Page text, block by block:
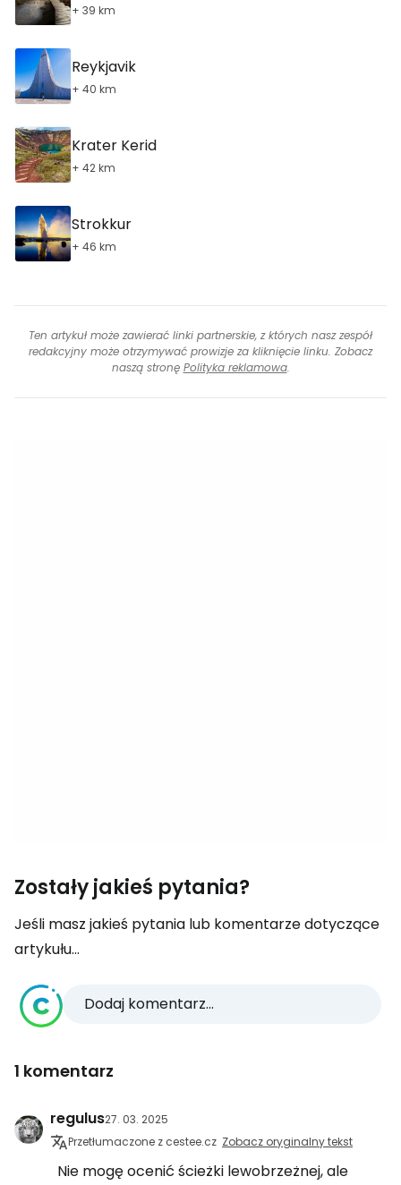
+ 39 km
Reykjavik
+ 40 km
Krater Kerid
+ 42 km
Strokkur
+ 46 km
Ten artykuł może zawierać linki partnerskie, z których nasz zespół
redakcyjny może otrzymywać prowizje za kliknięcie linku. Zobacz
naszą stronę Polityka reklamowa.
Zostały jakieś pytania?
Jeśli masz jakieś pytania lub komentarze dotyczące
artykułu...
Dodaj komentarz...
1 komentarz
regulus27. 03. 2025
Przetłumaczone z cestee.cz Zobacz oryginalny tekst
Nie mogę ocenić ścieżki lewobrzeżnej, ale